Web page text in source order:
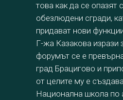
това как да се опазят
обезлюдени сгради,
придават нови
Г-жа Казакова изрази
форумът се е
град Брацигово и
от целите му е
Национална школа по